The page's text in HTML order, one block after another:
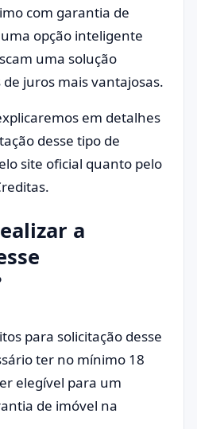
com garantia de
opção inteligente
uma solução
juros mais vantajosas.
em detalhes
desse tipo de
site oficial quanto pelo
a
para solicitação desse
ter no mínimo 18
elegível para um
de imóvel na